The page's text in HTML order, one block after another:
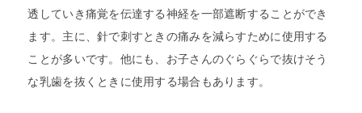
透していき痛覚を伝達する神経を一部遮断することができ
ます。主に、針で刺すときの痛みを減らすために使用する
ことが多いです。他にも、お子さんのぐらぐらで抜けそう
な乳歯を抜くときに使用する場合もあります。